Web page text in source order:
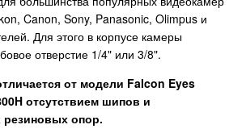
Canon, Sony, Panasonic, Olimpus и
Для этого в корпусе камеры
отверстие 1/4" или 3/8".
от модели Falcon Eyes
отсутствием шипов и
опор.